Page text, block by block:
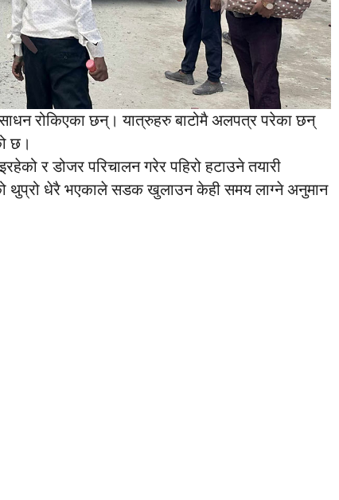
रोकिएका छन्। यात्रुहरु बाटोमै अलपत्र परेका छन्
छ।
र डोजर परिचालन गरेर पहिरो हटाउने तयारी
थुप्रो धेरै भएकाले सडक खुलाउन केही समय लाग्ने अनुमान